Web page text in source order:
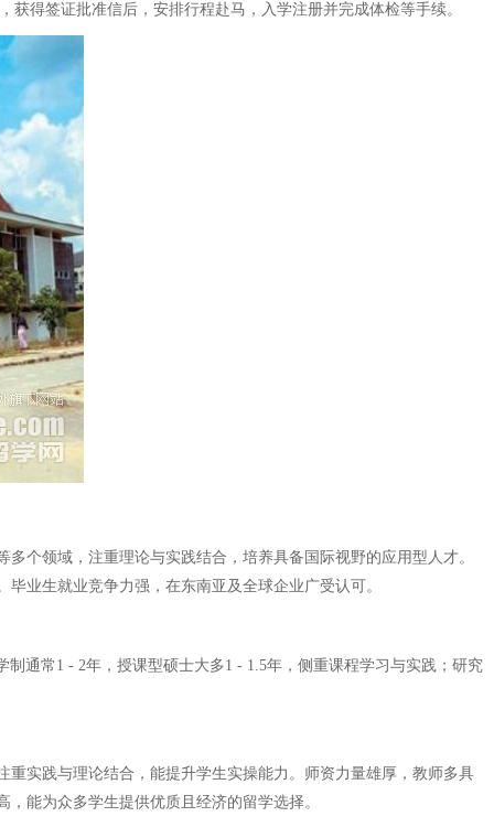
得签证批准信后，安排行程赴马，入学注册并完成体检等手续。
个领域，注重理论与实践结合，培养具备国际视野的应用型人才。
业生就业竞争力强，在东南亚及全球企业广受认可。
通常1 - 2年，授课型硕士大多1 - 1.5年，侧重课程学习与实践；研究
实践与理论结合，能提升学生实操能力。师资力量雄厚，教师多具
能为众多学生提供优质且经济的留学选择。